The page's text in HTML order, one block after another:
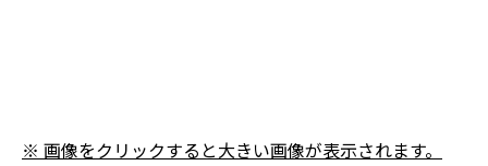
※ 画像をクリックすると大きい画像が表示されます。